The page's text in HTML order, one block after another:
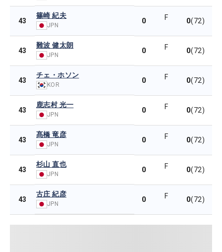
43
篠崎 紀夫
JPN 0 F 0(72)
43
難波 健太朗
JPN 0 F 0(72)
43
チェ・ホソン
KOR 0 F 0(72)
43
鹿志村 光一
JPN 0 F 0(72)
43
髙橋 竜彦
JPN 0 F 0(72)
43
杉山 直也
JPN 0 F 0(72)
43
古庄 紀彦
JPN 0 F 0(72)